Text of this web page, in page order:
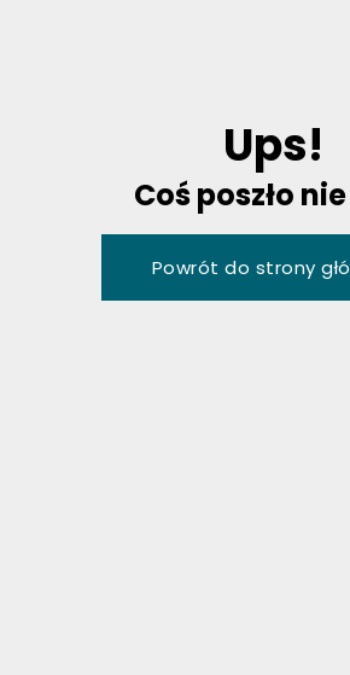
Ups!
Cośposzło nie
Powrót do strony głó